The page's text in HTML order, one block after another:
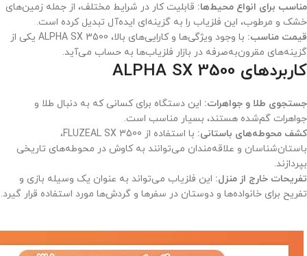
مناسب برای انواع محیط‌ها: قابلیت کار در شرایط مختلف، از جمله زمین‌های
خشک و مرطوب، این فلزیاب را به گزینه‌ای ایده‌آل تبدیل کرده است.
قیمت مناسب:
با وجود ویژگی‌ها و کارایی‌های بالا، ALPHA SX 3500 یکی از
گزینه‌های مقرون‌به‌صرفه در بازار فلزیاب‌ها به حساب می‌آید.
کاربردهای ALPHA SX 3500
جستجوی طلا و جواهرات: این دستگاه برای کسانی که به دنبال طلا و
جواهرات گم‌شده هستند، بسیار مناسب است.
کشف محوطه‌های باستانی:
با استفاده از FLUZEAL SX 3500،
باستان‌شناسان و علاقه‌مندان می‌توانند به کاوش در محوطه‌های تاریخی
بپردازند.
تفریحات خارج از منزل: این فلزیاب می‌تواند به عنوان یک وسیله بازی و
تفریح برای خانواده‌ها و دوستان در سفرها و گردش‌ها مورد استفاده قرار گیرد.